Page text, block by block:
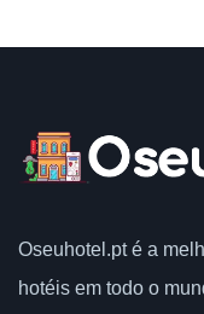
Oseuhotel.pt é a
hotéis em todo o